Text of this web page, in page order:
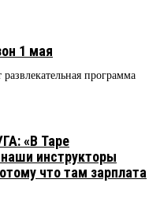
1 мая
программа
«В Таре
инструкторы
что там зарплата